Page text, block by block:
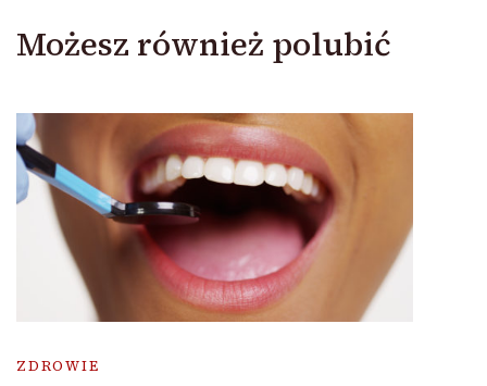
Możesz również polubić
ZDROWIE